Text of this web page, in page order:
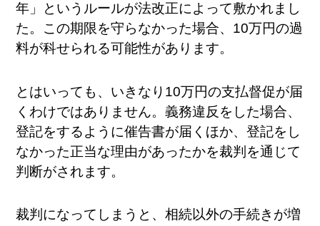
年」というルールが法改正によって敷かれまし
た。この期限を守らなかった場合、10万円の過
料が科せられる可能性があります。
とはいっても、いきなり10万円の支払督促が届
くわけではありません。義務違反をした場合、
登記をするように催告書が届くほか、登記をし
なかった正当な理由があったかを裁判を通じて
判断がされます。
裁判になってしまうと、相続以外の手続きが増